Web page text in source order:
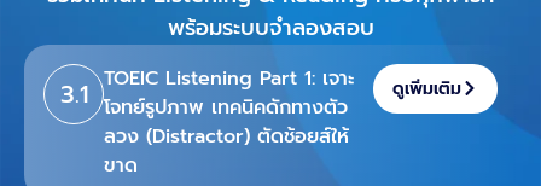
พร้อมระบบจำลองสอบ
3.1 TOEIC Listening Part 1: เจาะ
โจทย์รูปภาพ เทคนิคดักทางตัว
ลวง (Distractor) ตัดช้อยส์ให้
ขาด
ดูเพิ่มเติม